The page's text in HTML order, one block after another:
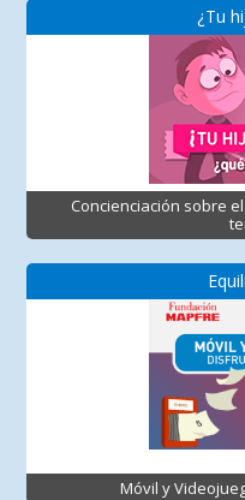
¿Tu
Concienciación sobre
Móvil y